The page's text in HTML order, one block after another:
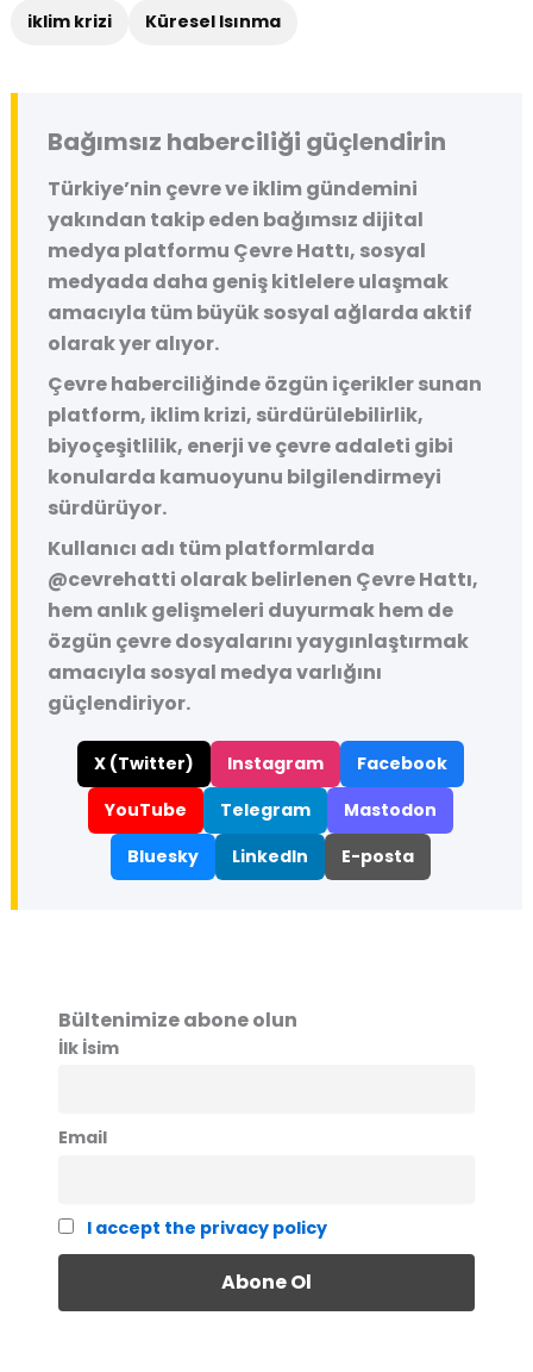
iklim krizi Küresel Isınma
Bağımsız haberciliği güçlendirin
Türkiye’nin çevre ve iklim gündemini
yakından takip eden bağımsız dijital
medya platformu Çevre Hattı, sosyal
medyada daha geniş kitlelere ulaşmak
amacıyla tüm büyük sosyal ağlarda aktif
olarak yer alıyor.
Çevre haberciliğinde özgün içerikler sunan
platform, iklim krizi, sürdürülebilirlik,
biyoçeşitlilik, enerji ve çevre adaleti gibi
konularda kamuoyunu bilgilendirmeyi
sürdürüyor.
Kullanıcı adı tüm platformlarda
@cevrehatti olarak belirlenen Çevre Hattı,
hem anlık gelişmeleri duyurmak hem de
özgün çevre dosyalarını yaygınlaştırmak
amacıyla sosyal medya varlığını
güçlendiriyor.
X (Twitter) Instagram
Facebook
YouTube
Telegram
Mastodon
Bluesky
LinkedIn E-posta
Bültenimize abone olun
İlk İsim
Email
I accept the privacy policy